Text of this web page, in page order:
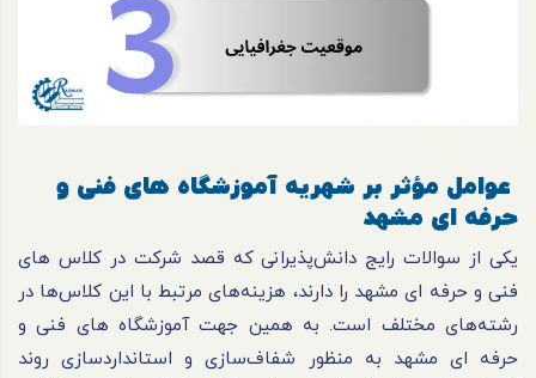
عوامل مؤثر بر شهریه آموزشگاه های فنی و
حرفه ای مشهد
یکی از سوالات رایج دانش‌پذیرانی که قصد شرکت در کلاس های
فنی و حرفه ای مشهد را دارند، هزینه‌های مرتبط با این کلاس‌ها در
رشته‌های مختلف است. به همین جهت آموزشگاه های فنی و
حرفه ای مشهد به منظور شفاف‌سازی و استانداردسازی روند